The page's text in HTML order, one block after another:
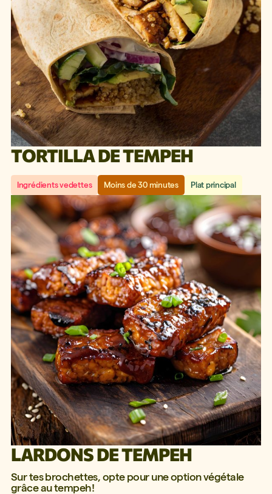
TORTILLA DE TEMPEH
Ingrédients vedettes Moins de 30 minutes Plat principal
LARDONS DE TEMPEH
Sur tes brochettes, opte pour une option végétale
grâce au tempeh!